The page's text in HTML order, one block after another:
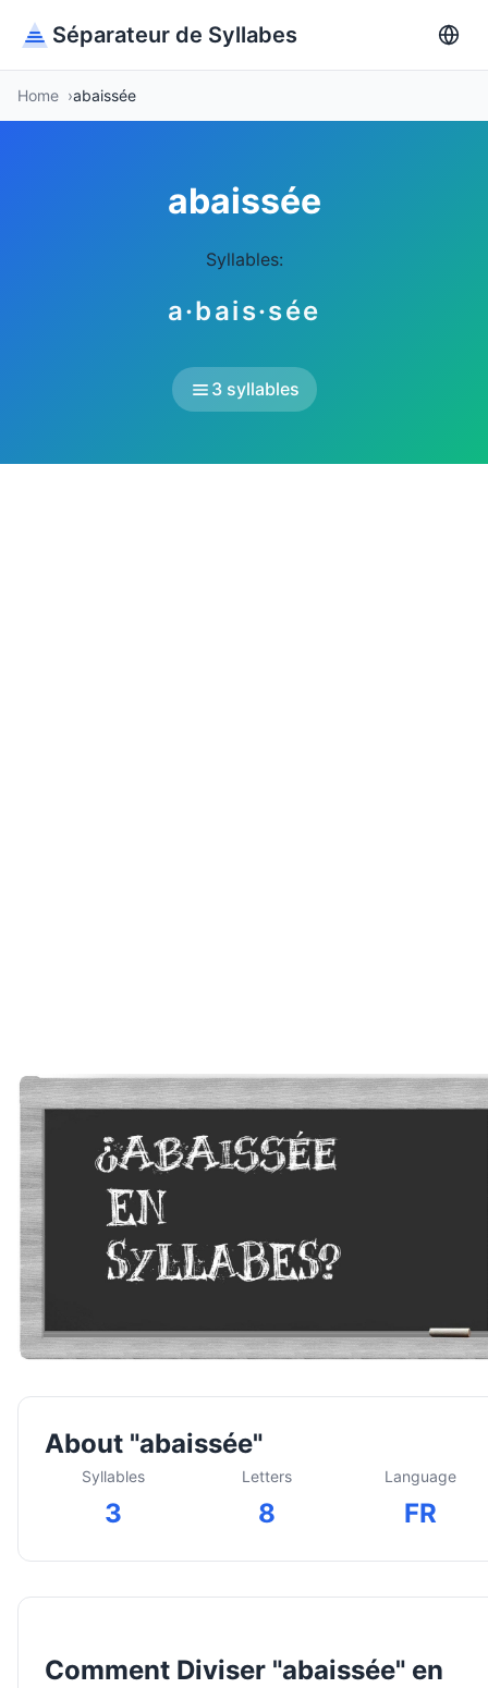
Séparateur de Syllabes
Home abaissée
abaissée
Syllables:
a·bais·sée
3 syllables
About "abaissée"
Syllables
3
Letters
8
Language
FR
Comment Diviser "abaissée" en